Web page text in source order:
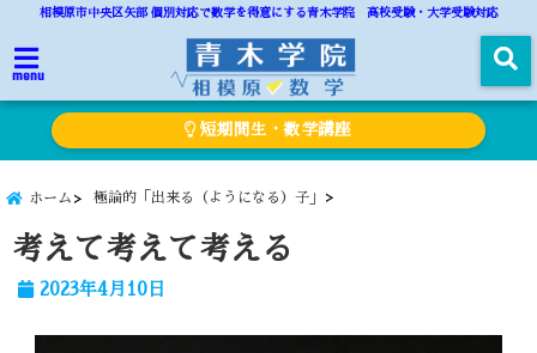
相模原市中央区矢部 個別対応で数学を得意にする青木学院 高校受験・大学受験対応
menu
短期間生・数学講座
ホーム 極論的「出来る（ようになる）子」
考えて考えて考える
2023年4月10日